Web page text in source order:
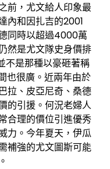
，尤文給人印象最
內和因扎吉的2001
同時以超過4000萬
然是尤文隊史身價排
不是那種以豪砸著稱
也很廣。近兩年由於
拉、皮亞尼奇、桑德
的引援。何況老婦人
合理的價位引進優秀
力。今年夏天，伊瓜
補強的尤文圖斯可能